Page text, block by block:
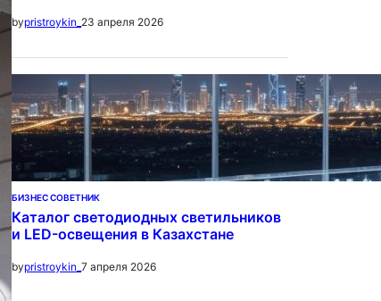
bypristroykin_ 23 апреля 2026
БИЗНЕС СОВЕТНИК
Каталог светодиодных светильников
и LED-освещения в Казахстане
bypristroykin_ 7 апреля 2026